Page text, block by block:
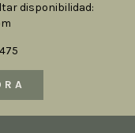
disponibilidad: